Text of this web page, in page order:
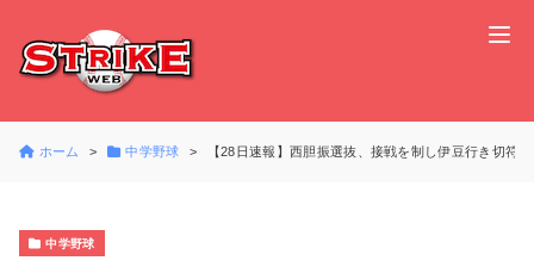
ホーム 中学野球 【28日速報】西胆振選抜、接戦を制し伊豆行き切符
中学野球